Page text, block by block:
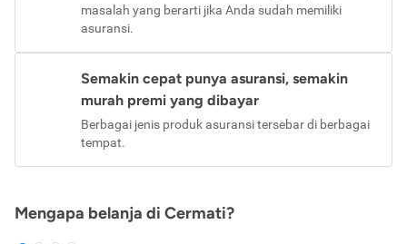
masalah yang berarti jika Anda sudah memiliki
asuransi.
Semakin cepat punya asuransi, semakin
murah premi yang dibayar
Berbagai jenis produk asuransi tersebar di berbagai
tempat.
Mengapa belanja di Cermati?